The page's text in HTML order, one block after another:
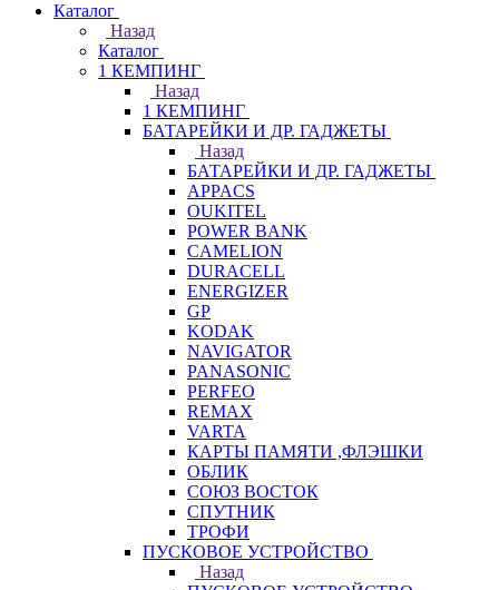
Каталог
Назад
Каталог
1 КЕМПИНГ
Назад
1 КЕМПИНГ
БАТАРЕЙКИ И ДР. ГАДЖЕТЫ
Назад
БАТАРЕЙКИ И ДР. ГАДЖЕТЫ
APPACS
OUKITEL
POWER BANK
CAMELION
DURACELL
ENERGIZER
GP
KODAK
NAVIGATOR
PANASONIC
PERFEO
REMAX
VARTA
КАРТЫ ПАМЯТИ ,ФЛЭШКИ
ОБЛИК
СОЮЗ ВОСТОК
СПУТНИК
ТРОФИ
ПУСКОВОЕ УСТРОЙСТВО
Назад